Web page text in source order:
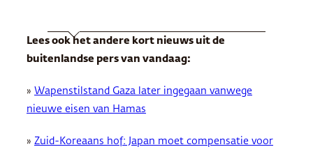
Lees ook het andere kort nieuws uit de
buitenlandse pers van vandaag:
» Wapenstilstand Gaza later ingegaan vanwege
nieuwe eisen van Hamas
» Zuid-Koreaans hof: Japan moet compensatie voor